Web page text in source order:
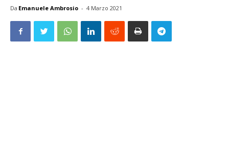
Da Emanuele Ambrosio - 4 Marzo 2021